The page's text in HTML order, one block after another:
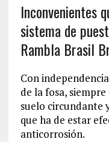
Inconvenientes
sistema de
Rambla Brasil
Con
de la fosa,
suelo circundante
que ha de estar
anticorrosión.